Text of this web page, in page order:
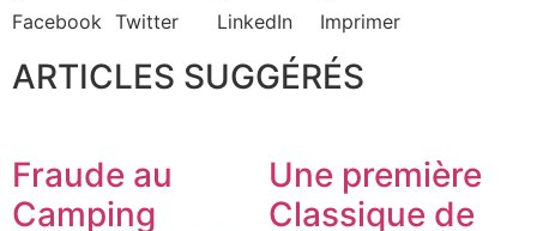
Facebook Twitter LinkedIn Imprimer
ARTICLES SUGGÉRÉS
Fraude au
Camping
Une première
Classique de